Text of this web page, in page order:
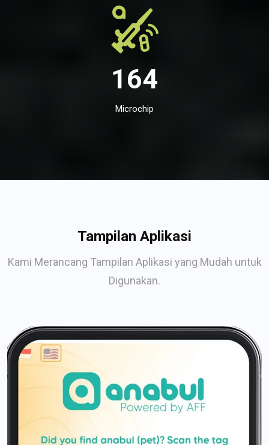
164
Microchip
Tampilan Aplikasi
Kami Merancang Tampilan Aplikasi yang Mudah untuk
Digunakan.